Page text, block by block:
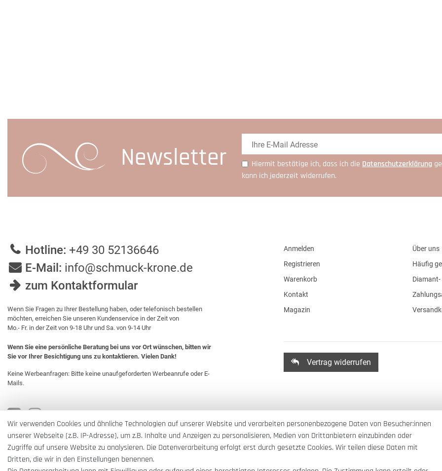
Newsletter Hiermit bestätige ich, dass ich die Daten­schutz­erklärung
kann ich jederzeit widerrufen.
Hotline: +49 30 52136646
E-Mail: info@schmuck-krone.de
zum Kontaktformular
Wenn Sie Fragen zu Ihrer Bestellung haben, oder telefonisch bestellen
möchten, erreichen Sie unseren Kundenservice in der Zeit von
Mo.- Fr. in der Zeit von 9-18 Uhr und Sa. von 9-14 Uhr
Wenn Sie eine persönliche Beratung bei uns vor Ort wünschen, bitten wir
Sie vor Ihrer Besichtigung uns zu kontaktieren. Vielen Dank!
Keine Werbeanfragen: Bitte keine unaufgeforderten Werbeanrufe oder E-
Mails.
Anmelden
Registrieren
Warenkorb
Kontakt
Magazin
Über uns
Häufig
Vertrag widerrufen
Wir verwenden Cookies und ähnliche Technologien auf unserer Website und verarbeiten personenbezogene Daten von Besucher:innen
unserer Webseite (z.B. IP-Adresse), um z.B. Inhalte und Anzeigen zu personalisieren, Medien von Drittanbietern einzubinden oder
Zugriffe auf unsere Website zu analysieren. Die Datenverarbeitung erfolgt erst durch gesetzte Cookies. Wir teilen diese Daten mit
Dritten, die wir in den Einstellungen benennen.